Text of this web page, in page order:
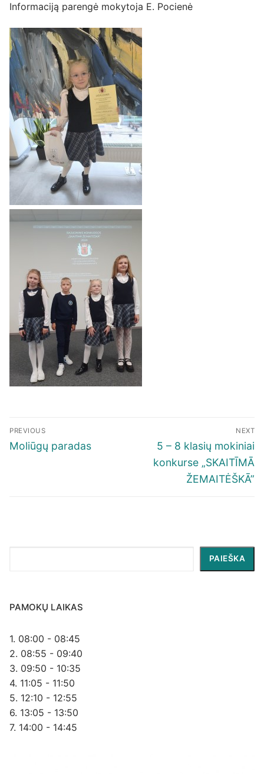
Informaciją parengė mokytoja E. Pocienė
Navigacija
tarp
PREVIOUS
Previous
Moliūgų paradas
NEXT
Next
post:
5 – 8 klasių mokiniai
konkurse „SKAITĪMĀ
ŽEMAITĖŠKĀ”
PAIEŠKA
PAMOKŲ LAIKAS
1. 08:00 - 08:45
2. 08:55 - 09:40
3. 09:50 - 10:35
4. 11:05 - 11:50
5. 12:10 - 12:55
6. 13:05 - 13:50
7. 14:00 - 14:45